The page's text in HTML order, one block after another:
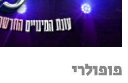
פופולרי